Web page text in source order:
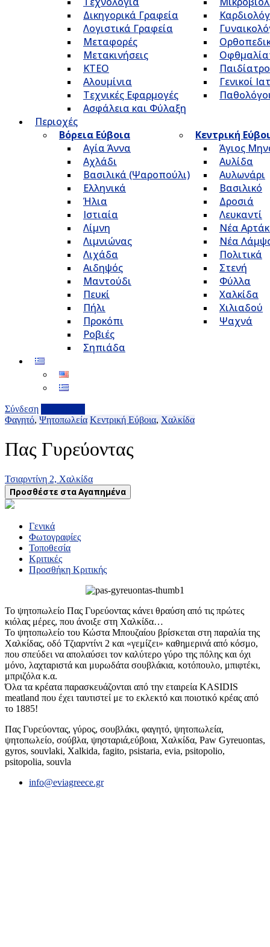
Δικηγορικά Γραφεία
Λογιστικά Γραφεία
Μεταφορές
Μετακινήσεις
ΚΤΕΟ
Αλουμίνια
Τεχνικές Εφαρμογές
Ασφάλεια και Φύλαξη
Γενικοί
Περιοχές
Βόρεια Εύβοια
Αγία Άννα
Αχλάδι
Βασιλικά (Ψαροπούλι)
Ελληνικά
Ήλια
Ιστιαία
Λίμνη
Λιμνιώνας
Λιχάδα
Αιδηψός
Μαντούδι
Πευκί
Πήλι
Προκόπι
Ροβιές
Σηπιάδα
Κεντρική
Άγιος
Αυλίδα
Αυλωνάρι
Βασιλικό
Δροσιά
Λευκαντί
Νέα
Νέα
Πολιτικά
Στενή
Φύλλα
Χαλκίδα
Χιλιαδού
Ψαχνά
Σύνδεση
Φαγητό, Ψητοπωλεία Κεντρική Εύβοια, Χαλκίδα
Πας Γυρεύοντας
Τσιαρντίνη 2, Χαλκίδα
Προσθέστε στα Αγαπημένα
Γενικά
Φωτογραφίες
Τοποθεσία
Κριτικές
Προσθήκη Κριτικής
Το ψητοπωλείο Πας Γυρεύοντας κάνει θραύση από τις πρώτες
κιόλας μέρες, που άνοιξε στη Χαλκίδα…
Το ψητοπωλείο του Κώστα Μπουζαίου βρίσκεται στη παραλία της
Χαλκίδας, οδό Τζιαρντίνι 2 και «γεμίζει» καθημερινά από κόσμο,
που σπεύδει να απολαύσει τον καλύτερο γύρο της πόλης και όχι
μόνο, λαχταριστά και μυρωδάτα σουβλάκια, κοτόπουλο, μπιφτέκι,
μπριζόλα κ.α.
Όλα τα κρέατα παρασκευάζονται από την εταιρεία KASIDIS
meatland που έχει ταυτιστεί με το εκλεκτό και ποιοτικό κρέας από
το 1885!
Πας Γυρεύοντας, γύρος, σουβλάκι, φαγητό, ψητοπωλεία,
ψητοπωλείο, σούβλα, ψησταριά,εύβοια, Χαλκίδα, Paw Gyreuontas,
gyros, souvlaki, Xalkida, fagito, psistaria, evia, psitopolio,
psitopolia, souvla
info@eviagreece.gr